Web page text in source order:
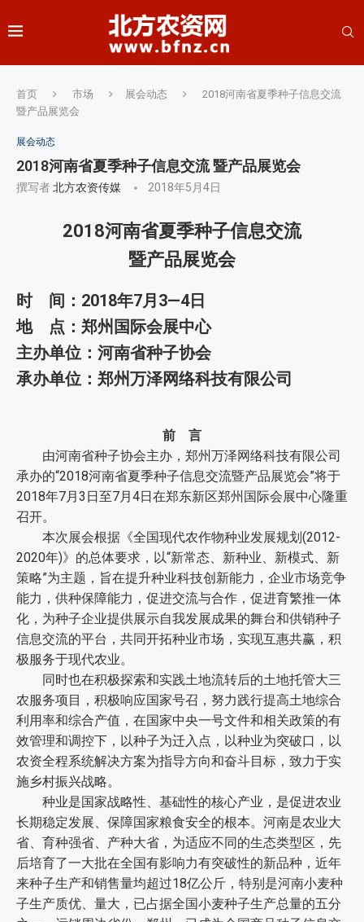
首页 市场 展会动态
2018河南省夏季种子信息交流
暨产品展览会
展会动态
2018河南省夏季种子信息交流 暨产品展览会
撰写者北方农资传媒 2018年5月4日
2018河南省夏季种子信息交流
暨产品展览会
时 间：2018年7月3—4日
地 点：郑州国际会展中心
主办单位：河南省种子协会
承办单位：郑州万泽网络科技有限公司
前 言
由河南省种子协会主办，郑州万泽网络科技有限公司
承办的“2018河南省夏季种子信息交流暨产品展览会”将于
2018年7月3日至7月4日在郑东新区郑州国际会展中心隆重
召开。
本次展会根据《全国现代农作物种业发展规划(2012-
2020年)》的总体要求，以“新常态、新种业、新模式、新
策略”为主题，旨在提升种业科技创新能力，企业市场竞争
能力，供种保障能力，促进交流与合作，促进育繁推一体
化，为种子企业提供展示自我发展成果的舞台和供销种子
信息交流的平台，共同开拓种业市场，实现互惠共赢，积
极服务于现代农业。
同时也在积极探索和实践土地流转后的土地托管大三
农服务项目，积极响应国家号召，努力践行提高土地综合
利用率和综合产值，在国家中央一号文件和相关政策的有
效管理和调控下，以种子为迁入点，以种业为突破口，以
农资全程系统解决方案为指导方向和奋斗目标，致力于实
施乡村振兴战略。
种业是国家战略性、基础性的核心产业，是促进农业
长期稳定发展、保障国家粮食安全的根本。河南是农业大
省、育种强省、产种大省，为适应不同的生态类型区，先
后培育了一大批在全国有影响力有突破性的新品种，近年
来种子生产和销售量均超过18亿公斤，特别是河南小麦种
子生产质优、量大，已占据全国小麦种子生产总量的五分